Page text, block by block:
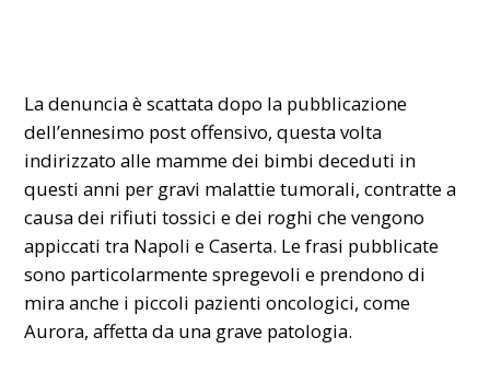
La denuncia è scattata dopo la pubblicazione
dell’ennesimo post offensivo, questa volta
indirizzato alle mamme dei bimbi deceduti in
questi anni per gravi malattie tumorali, contratte a
causa dei rifiuti tossici e dei roghi che vengono
appiccati tra Napoli e Caserta. Le frasi pubblicate
sono particolarmente spregevoli e prendono di
mira anche i piccoli pazienti oncologici, come
Aurora, affetta da una grave patologia.